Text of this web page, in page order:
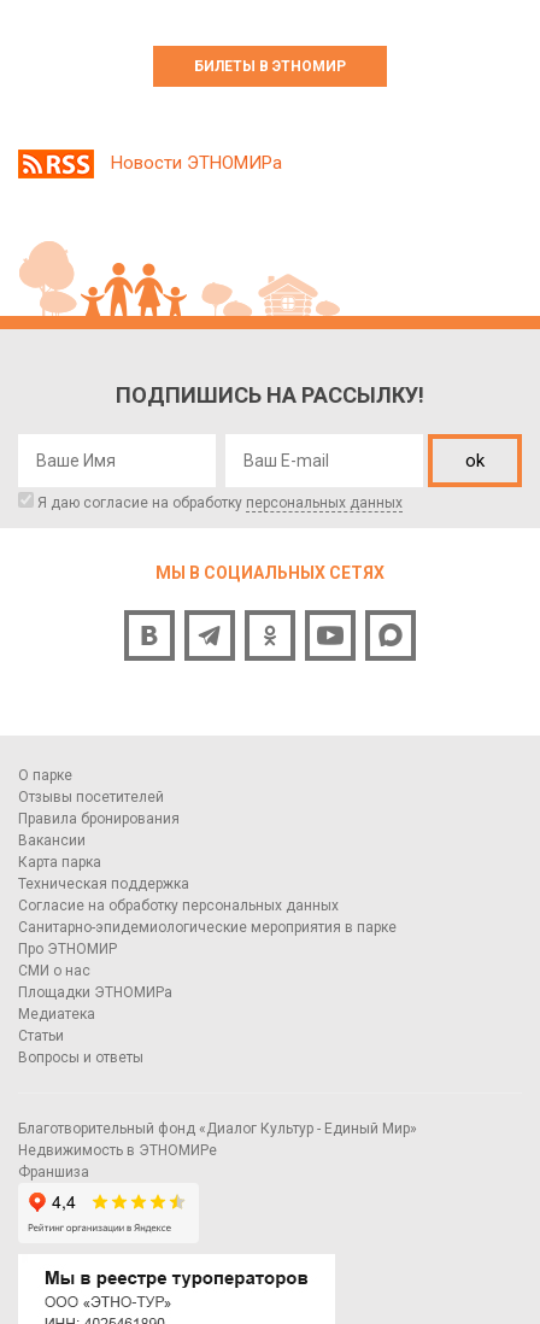
БИЛЕТЫ В ЭТНОМИР
Новости ЭТНОМИРа
ПОДПИШИСЬ НА РАССЫЛКУ!
ok
Я даю согласие на обработку персональных данных
МЫ В СОЦИАЛЬНЫХ СЕТЯХ
О парке
Отзывы посетителей
Правила бронирования
Вакансии
Карта парка
Техническая поддержка
Согласие на обработку персональных данных
Санитарно-эпидемиологические мероприятия в парке
Про ЭТНОМИР
СМИ о нас
Площадки ЭТНОМИРа
Медиатека
Статьи
Вопросы и ответы
Благотворительный фонд «Диалог Культур - Единый Мир»
Недвижимость в ЭТНОМИРе
Франшиза